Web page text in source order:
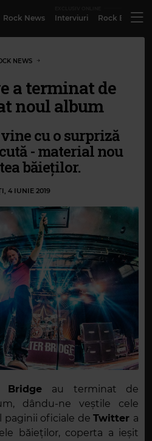
Rock News Interviuri Rock
NEWS
a terminat de
noul album
cu o surpriză
- material nou
băieților.
4 IUNIE 2019
Bridge au terminat de
dându-ne veștile cele
paginii oficiale deTwitter a
băieților, coperta a ieșit